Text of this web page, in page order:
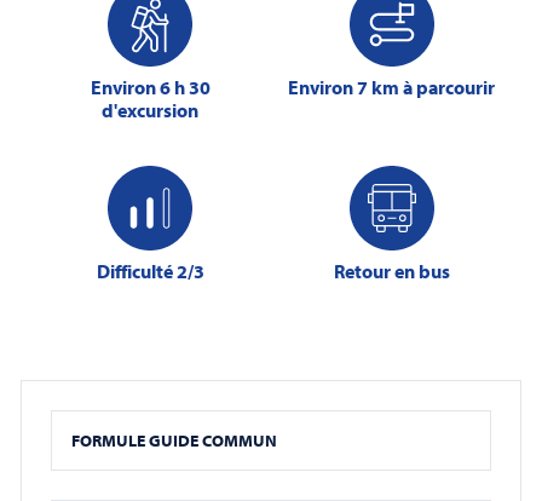
FORMULE GUIDE COMMUN
Environ 6 h 30
d'excursion
Environ 7 km à parcourir
Difficulté 2/3 Retour en bus